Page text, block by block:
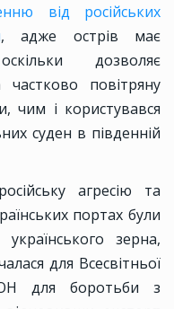
від російських
, адже острів має
дозволяє
повітряну
чим і користувався
суден в південній
агресію та
портах були
зерна,
для Всесвітньої
для боротьби з